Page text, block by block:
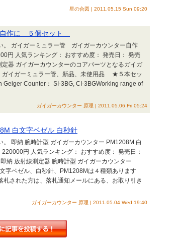
星の合図 | 2011.05.15 Sun 09:20
自作に ５個セット
。 ガイガーミュラー管 ガイガーカウンター自作
人気ランキング： おすすめ度： 発売日： 発売
器 ガイガーカウンターのコアパーツとなるガイガ
ガイガーミュラー管、新品、未使用品 ★５本セッ
Counter： SI-3BG, CI-3BGWorking range of
ガイガーカウンター 原理 | 2011.05.06 Fri 05:24
白文字ベゼル 白秒針
即納 腕時計型 ガイガーカウンター PM1208M 白
円 人気ランキング： おすすめ度： 発売日：
納 放射線測定器 腕時計型 ガイガーカウンター
字ベゼル、白秒針、PM1208Mは４種類あります
された方は、落札通知メールにある、お取り引き
ガイガーカウンター 原理 | 2011.05.04 Wed 19:40